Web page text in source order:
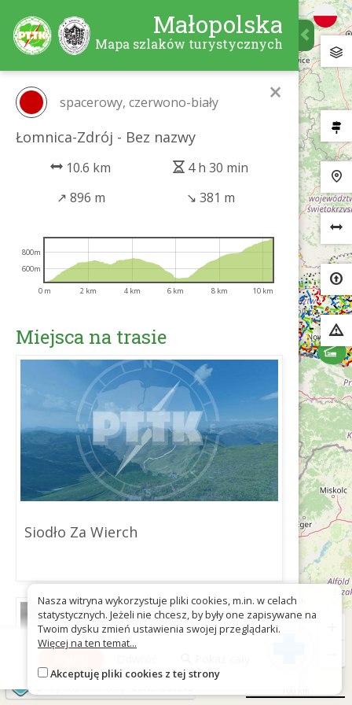
Małopolska
Mapa szlaków turystycznych
×
spacerowy, czerwono-biały
Łomnica-Zdrój - Bez nazwy
10.6 km
4 h 30 min
↗ 896 m ↘ 381 m
0 m 2 km 4 km 6 km 8 km 10 km
600m
800m
Miejsca na trasie
Siodło Za Wierch
Nasza witryna wykorzystuje pliki cookies, m.in. w celach
statystycznych. Jeżeli nie chcesz, by były one zapisywane na
Twoim dysku zmień ustawienia swojej przeglądarki.
Więcej na ten temat...
Akceptuję pliki cookies z tej strony